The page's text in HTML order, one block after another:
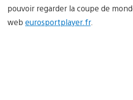
pouvoir regarder la coupe de
web eurosportplayer.fr.